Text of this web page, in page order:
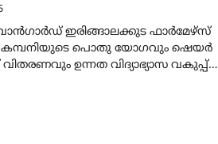
ഇരിങ്ങാലക്കുട ഫാർമേഴ്സ്
പൊതു യോഗവും ഷെയർ
വിതരണവും ഉന്നത വിദ്യാഭ്യാസ വകുപ്പ്…